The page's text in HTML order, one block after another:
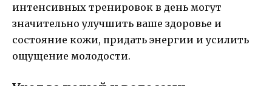
интенсивных тренировок в день могут
значительно улучшить ваше здоровье и
состояние кожи, придать энергии и усилить
ощущение молодости.